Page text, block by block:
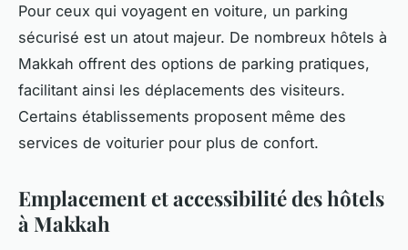
Pour ceux qui voyagent en voiture, un parking
sécurisé est un atout majeur. De nombreux hôtels à
Makkah offrent des options de parking pratiques,
facilitant ainsi les déplacements des visiteurs.
Certains établissements proposent même des
services de voiturier pour plus de confort.
Emplacement et accessibilité des hôtels
à Makkah